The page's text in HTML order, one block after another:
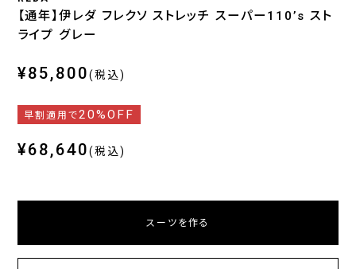
【通年】伊レダ フレクソ ストレッチ スーパー110’s スト
ライプ グレー
¥85,800(税込)
早割適用で20%OFF
¥68,640(税込)
スーツを作る